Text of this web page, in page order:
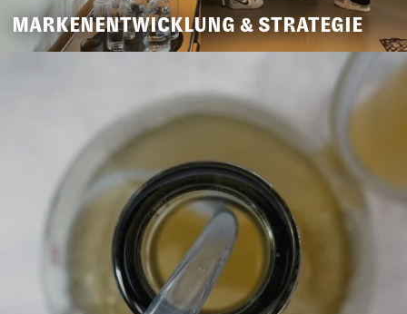
MARKENENTWICKLUNG & STRATEGIE